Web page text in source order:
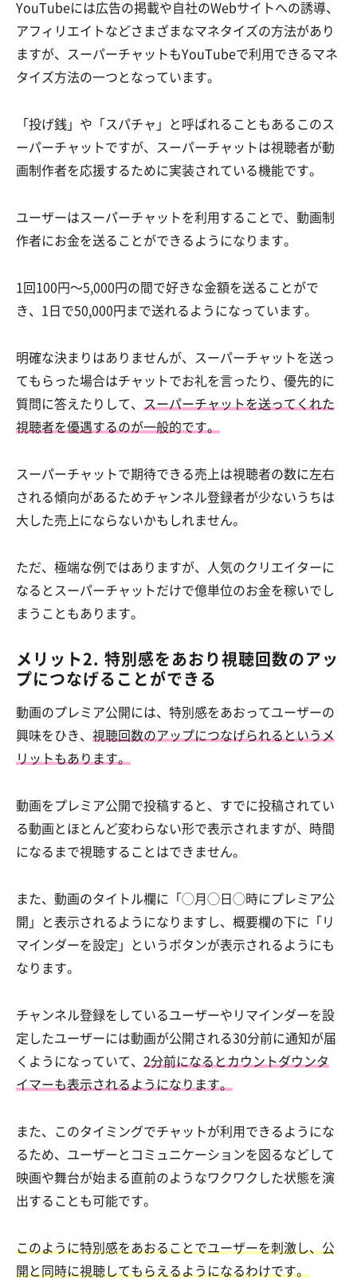
YouTubeには広告の掲載や自社のWebサイトへの誘導、
アフィリエイトなどさまざまなマネタイズの方法があり
ますが、スーパーチャットもYouTubeで利用できるマネ
タイズ方法の一つとなっています。
「投げ銭」や「スパチャ」と呼ばれることもあるこのス
ーパーチャットですが、スーパーチャットは視聴者が動
画制作者を応援するために実装されている機能です。
ユーザーはスーパーチャットを利用することで、動画制
作者にお金を送ることができるようになります。
1回100円〜5,000円の間で好きな金額を送ることがで
き、1日で50,000円まで送れるようになっています。
明確な決まりはありませんが、スーパーチャットを送っ
てもらった場合はチャットでお礼を言ったり、優先的に
質問に答えたりして、 スーパーチャットを送ってくれた
視聴者を優遇するのが一般的です。
スーパーチャットで期待できる売上は視聴者の数に左右
される傾向があるためチャンネル登録者が少ないうちは
大した売上にならないかもしれません。
ただ、極端な例ではありますが、人気のクリエイターに
なるとスーパーチャットだけで億単位のお金を稼いでし
まうこともあります。
メリット2. 特別感をあおり視聴回数のアッ
プにつなげることができる
動画のプレミア公開には、特別感をあおってユーザーの
興味をひき、 視聴回数のアップにつなげられるというメ
リットもあります。
動画をプレミア公開で投稿すると、すでに投稿されてい
る動画とほとんど変わらない形で表示されますが、時間
になるまで視聴することはできません。
また、動画のタイトル欄に「◯月◯日◯時にプレミア公
開」と表示されるようになりますし、概要欄の下に「リ
マインダーを設定」というボタンが表示されるようにも
なります。
チャンネル登録をしているユーザーやリマインダーを設
定したユーザーには動画が公開される30分前に通知が届
くようになっていて、 2分前になるとカウントダウンタ
イマーも表示されるようになります。
また、このタイミングでチャットが利用できるようにな
るため、ユーザーとコミュニケーションを図るなどして
映画や舞台が始まる直前のようなワクワクした状態を演
出することも可能です。
このように特別感をあおることでユーザーを刺激し、公
開と同時に視聴してもらえるようになるわけです。